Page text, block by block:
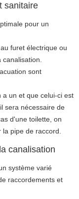
sanitaire
pour un
furet électrique ou
sont
a un et que celui-ci est
sera nécessaire de
d'une toilette, on
pipe de raccord.
canalisation
système varié
raccordements et